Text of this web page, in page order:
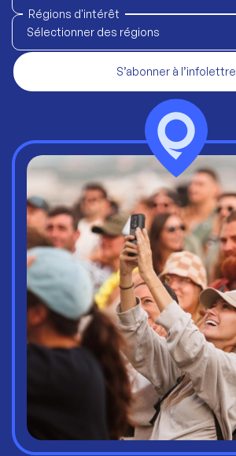
Régions d'intérêt
Sélectionner des régions
S’abonner à l’infolettre